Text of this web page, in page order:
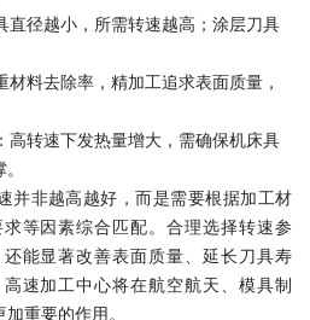
直径越小，所需转速越高；涂层刀具
材料去除率，精加工追求表面质量，
：高转速下发热量增大，需确保机床具
并非越高越好，而是需要根据加工材
等因素综合匹配。合理选择转速参
能显著改善表面质量、延长刀具寿
速加工中心将在航空航天、模具制
重要的作用。